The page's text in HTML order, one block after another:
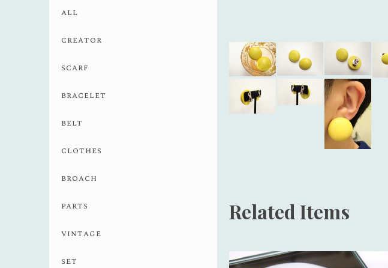
Related Items
all
creator
scarf
bracelet
belt
clothes
broach
parts
vintage
set